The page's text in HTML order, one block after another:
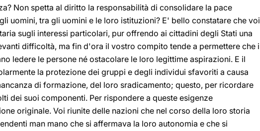
Non spetta al diritto la responsabilità di consolidare la pace
uomini, tra gli uomini e le loro istituzioni? E' bello constatare che voi
sugli interessi particolari, pur offrendo ai cittadini degli Stati una
difficoltà, ma fin d'ora il vostro compito tende a permettere che i
ledere le persone né ostacolare le loro legittime aspirazioni. E il
la protezione dei gruppi e degli individui sfavoriti a causa
di formazione, del loro sradicamento; questo, per ricordare
dei suoi componenti. Per rispondere a queste esigenze
originale. Voi riunite delle nazioni che nel corso della loro storia
man mano che si affermava la loro autonomia e che si